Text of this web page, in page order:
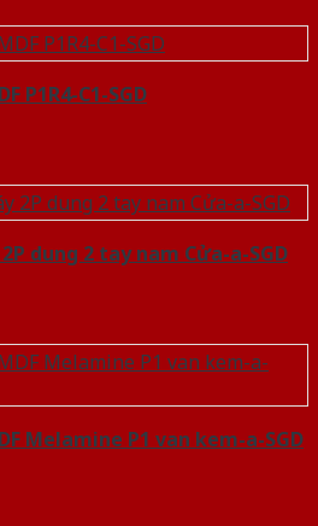
P1R4-C1-SGD
dung 2 tay nam Cửa-a-SGD
Melamine P1 van kem-a-SGD